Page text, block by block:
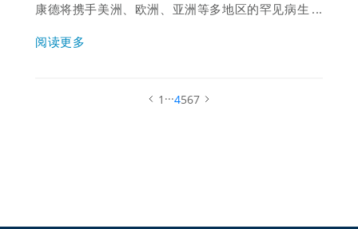
康德将携手美洲、欧洲、亚洲等多地区的罕见病生
动。以冲破屏障的音乐串联不同地域、不同文化、
阅读更多
1 ...4567